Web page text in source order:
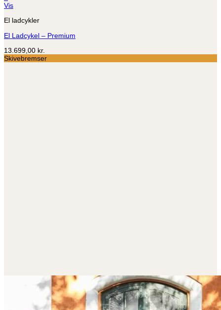
Vis
El ladcykler
El Ladcykel – Premium
13.699,00 kr.
Skivebremser